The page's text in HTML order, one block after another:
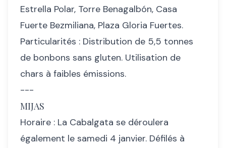
Estrella Polar, Torre Benagalbón, Casa
Fuerte Bezmiliana, Plaza Gloria Fuertes.
Particularités : Distribution de 5,5 tonnes
de bonbons sans gluten. Utilisation de
chars à faibles émissions.
---
MIJAS
Horaire : La Cabalgata se déroulera
également le samedi 4 janvier. Défilés à